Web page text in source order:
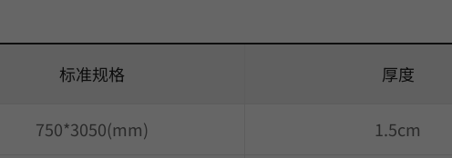
标准规格 厚度
750*3050(mm) 1.5cm